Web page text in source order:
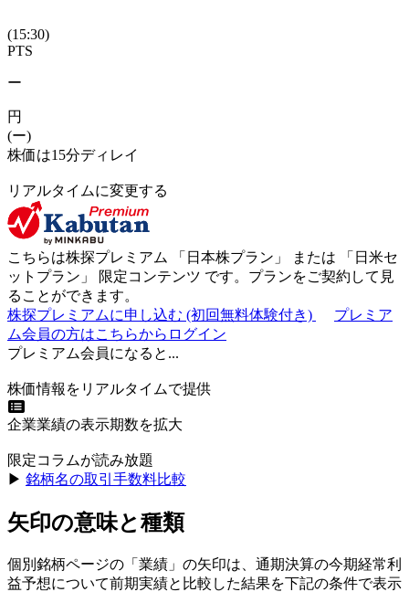
(15:30)
PTS
ー
円
(ー)
株価は15分ディレイ
リアルタイムに変更する
こちらは株探プレミアム 「 日本株プラン 」 または 「 日米セ
ットプラン 」 限定コンテンツ です。プランをご契約して見
ることができます。
株探プレミアムに申し込む (初回無料体験付き)
プレミア
ム会員の方はこちらからログイン
プレミアム会員になると...
株価情報をリアルタイムで提供
企業業績の表示期数を拡大
限定コラムが読み放題
▶︎ 銘柄名の取引手数料比較
矢印の意味と種類
個別銘柄ページの「業績」の矢印は、通期決算の今期経常利
益予想について前期実績と比較した結果を下記の条件で表示